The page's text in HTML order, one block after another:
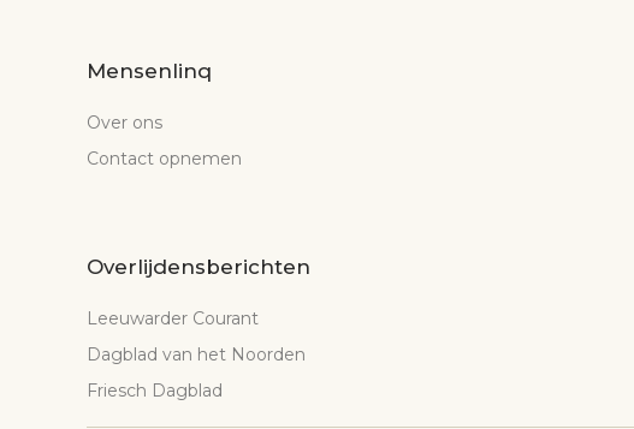
Mensenlinq
Over ons
Contact opnemen
Overlijdensberichten
Leeuwarder Courant
Dagblad van het Noorden
Friesch Dagblad